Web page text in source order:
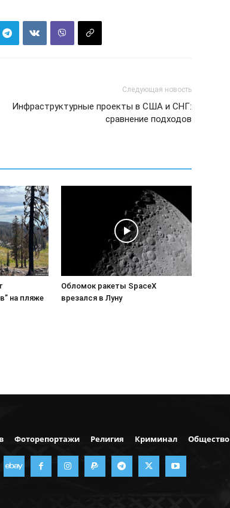
Следующая новость
Инфраструктурные проекты в США и СНГ:
сравнение подходов
на пляже
Обломок ракеты SpaceX
врезался в Луну
Фоторепортажи Религия Криминал Общество